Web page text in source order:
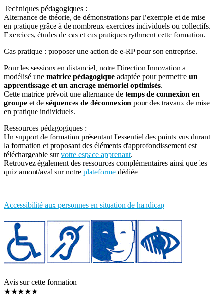
Techniques pédagogiques :
Alternance de théorie, de démonstrations par l’exemple et de mise
en pratique grâce à de nombreux exercices individuels ou collectifs.
Exercices, études de cas et cas pratiques rythment cette formation.
Cas pratique : proposer une action de e-RP pour son entreprise.
Pour les sessions en distanciel, notre Direction Innovation a
modélisé une matrice pédagogique adaptée pour permettre un
apprentissage et un ancrage mémoriel optimisés.
Cette matrice prévoit une alternance de temps de connexion en
groupe et de séquences de déconnexion pour des travaux de mise
en pratique individuels.
Ressources pédagogiques :
Un support de formation présentant l'essentiel des points vus durant
la formation et proposant des éléments d'approfondissement est
téléchargeable survotre espace apprenant.
Retrouvez également des ressources complémentaires ainsi que les
quiz amont/aval sur notre plateforme dédiée.
Accessibilité aux personnes en situation de handicap
Avis sur cette formation
★★★★★